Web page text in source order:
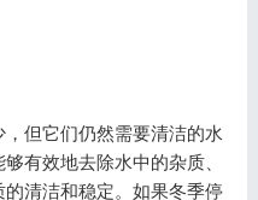
但它们仍然需要清洁的水
有效地去除水中的杂质、
清洁和稳定。如果冬季停